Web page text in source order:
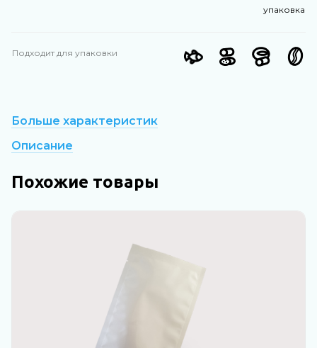
упаковка
Подходит для упаковки
Больше характеристик
Описание
Похожие товары